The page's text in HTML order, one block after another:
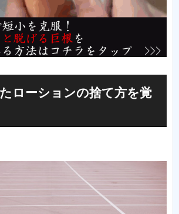
ローションの捨て方を覚